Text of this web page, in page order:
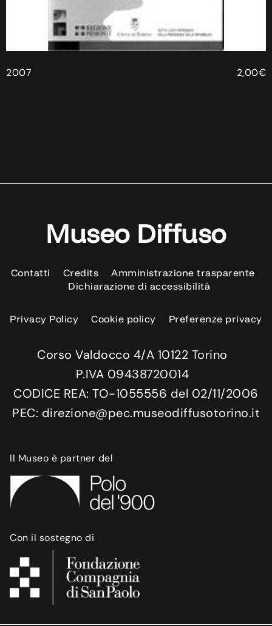
2007 2,00€
Museo Diffuso
Contatti Credits
Amministrazione trasparente
Dichiarazione di accessibilità
Privacy Policy Cookie policy Preferenze privacy
Corso Valdocco 4/A 10122 Torino
P.IVA 09438720014
CODICE REA: TO-1055556 del 02/11/2006
PEC: direzione@pec.museodiffusotorino.it
Il Museo è partner del
Con il sostegno di